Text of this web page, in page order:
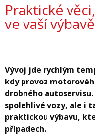
ÚVĚR
ZÁRUKA NA
ONLINE
UPLATNĚNÍ
NÁŠ TÝM
NAŠE VIDEA
MAGAZÍN
KONTAKT
Praktické
ve vaší výbavě
Vývoj jde rychlým
kdy provoz
drobného
spolehlivé vozy, ale i
praktickou výbavu,
případech.